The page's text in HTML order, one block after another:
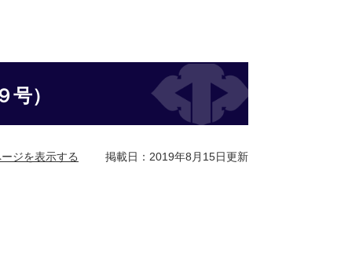
）
ジを表示する 掲載日：2019年8月15日更新